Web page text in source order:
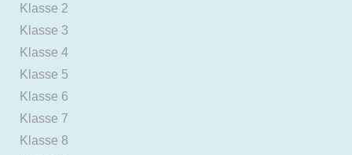
Klasse 2
Klasse 3
Klasse 4
Klasse 5
Klasse 6
Klasse 7
Klasse 8